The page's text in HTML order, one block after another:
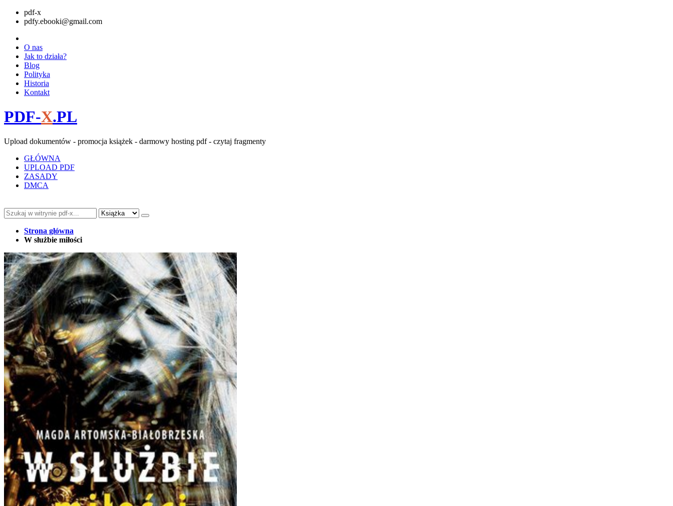
pdf-x
pdfy.ebooki@gmail.com
O nas
Jak to działa?
Blog
Polityka
Historia
Kontakt
PDF-X.PL
Upload dokumentów - promocja książek - darmowy hosting pdf - czytaj fragmenty
GŁÓWNA
UPLOAD PDF
ZASADY
DMCA
Strona główna
W służbie miłości